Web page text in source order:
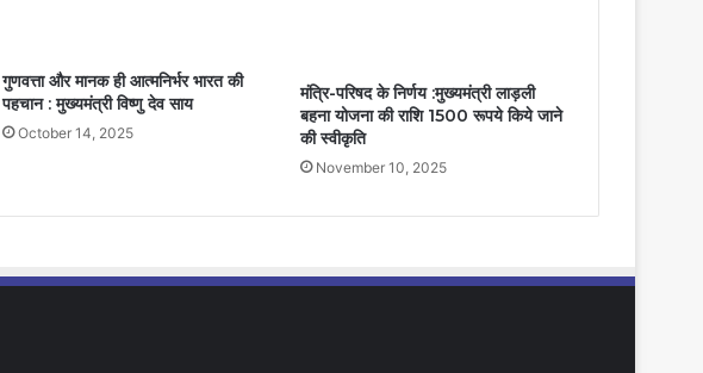
गुणवत्ता और मानक ही आत्मनिर्भर भारत की
पहचान : मुख्यमंत्री विष्णु देव साय
October 14, 2025
मंत्रि-परिषद के निर्णय :मुख्यमंत्री लाड़ली
बहना योजना की राशि 1500 रूपये किये जाने
की स्वीकृति
November 10, 2025